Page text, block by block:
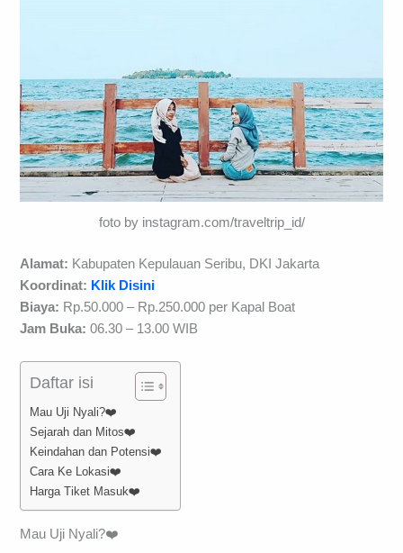
foto by instagram.com/traveltrip_id/
Alamat: Kabupaten Kepulauan Seribu, DKI Jakarta
Koordinat: Klik Disini
Biaya: Rp.50.000 – Rp.250.000 per Kapal Boat
Jam Buka:06.30 – 13.00 WIB
Daftar isi
Mau Uji Nyali?❤️
Sejarah dan Mitos❤️
Keindahan dan Potensi❤️
Cara Ke Lokasi❤️
Harga Tiket Masuk❤️
Mau Uji Nyali?❤️